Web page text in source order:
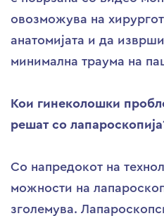
овозможува на
анатомијата и да
минимална траума на
Кои гинеколошки
решат со
Со напредокот на
можности на
зголемува.